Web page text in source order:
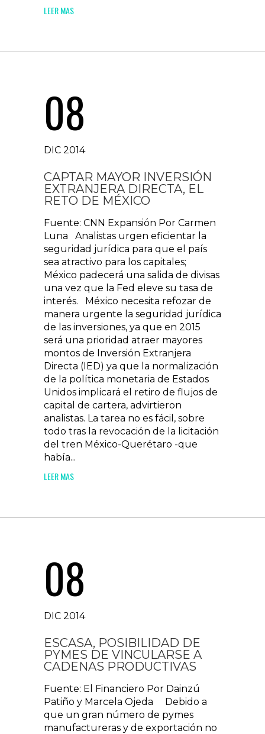
LEER MAS
08
DIC 2014
CAPTAR MAYOR INVERSIÓN
EXTRANJERA DIRECTA, EL
RETO DE MÉXICO
Fuente: CNN Expansión Por Carmen
Luna Analistas urgen eficientar la
seguridad jurídica para que el país
sea atractivo para los capitales;
México padecerá una salida de divisas
una vez que la Fed eleve su tasa de
interés. México necesita refozar de
manera urgente la seguridad jurídica
de las inversiones, ya que en 2015
será una prioridad atraer mayores
montos de Inversión Extranjera
Directa (IED) ya que la normalización
de la política monetaria de Estados
Unidos implicará el retiro de flujos de
capital de cartera, advirtieron
analistas. La tarea no es fácil, sobre
todo tras la revocación de la licitación
del tren México-Querétaro -que
había...
LEER MAS
08
DIC 2014
ESCASA, POSIBILIDAD DE
PYMES DE VINCULARSE A
CADENAS PRODUCTIVAS
Fuente: El Financiero Por Dainzú
Patiño y Marcela Ojeda Debido a
que un gran número de pymes
manufactureras y de exportación no